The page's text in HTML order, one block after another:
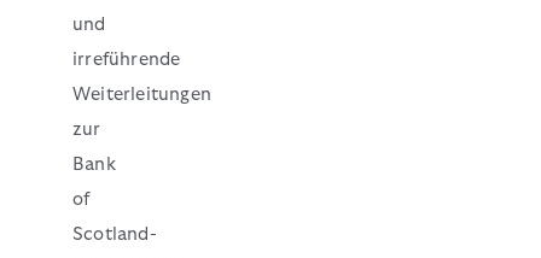
und
irreführende
Weiterleitungen
zur
Bank
of
Scotland-